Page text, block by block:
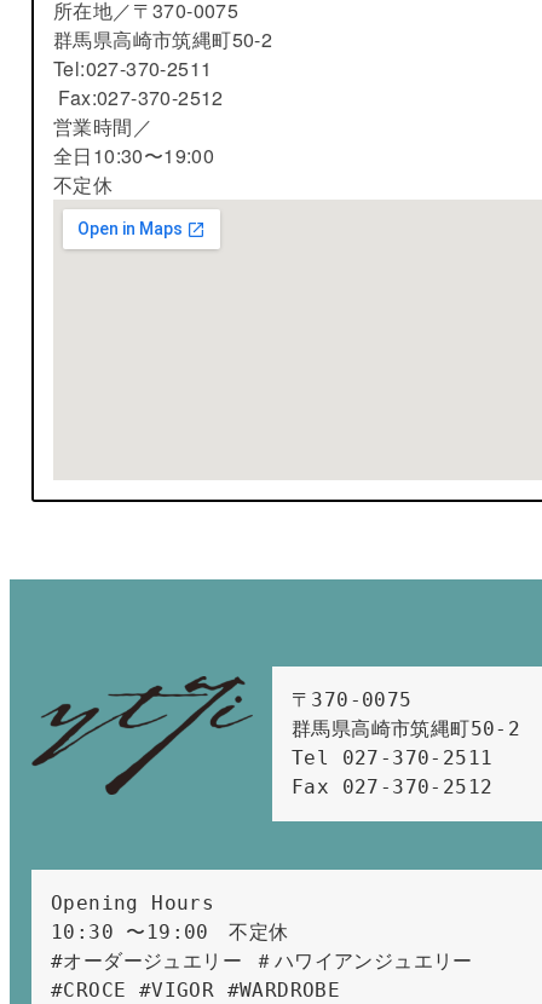
所在地／〒370-0075
群馬県高崎市筑縄町50-2
Tel:027-370-2511
Fax:027-370-2512
営業時間／
全日10:30〜19:00
不定休
〒370-0075
群馬県高崎市筑縄町50-2
Tel 027-370-2511
Fax 027-370-2512
Opening Hours
10:30 〜19:00　不定休
#オーダージュエリー ＃ハワイアンジュエリー
#CROCE #VIGOR #WARDROBE